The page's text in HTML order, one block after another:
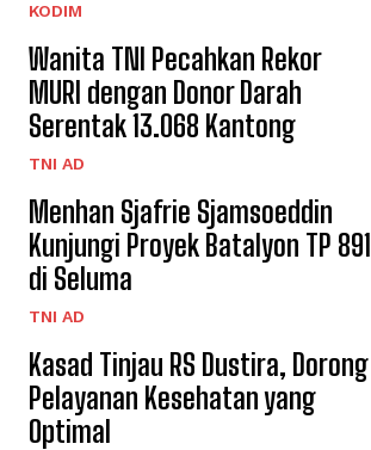
KODIM
Wanita TNI Pecahkan Rekor
MURI dengan Donor Darah
Serentak 13.068 Kantong
TNI AD
Menhan Sjafrie Sjamsoeddin
Kunjungi Proyek Batalyon TP 891
di Seluma
TNI AD
Kasad Tinjau RS Dustira, Dorong
Pelayanan Kesehatan yang
Optimal